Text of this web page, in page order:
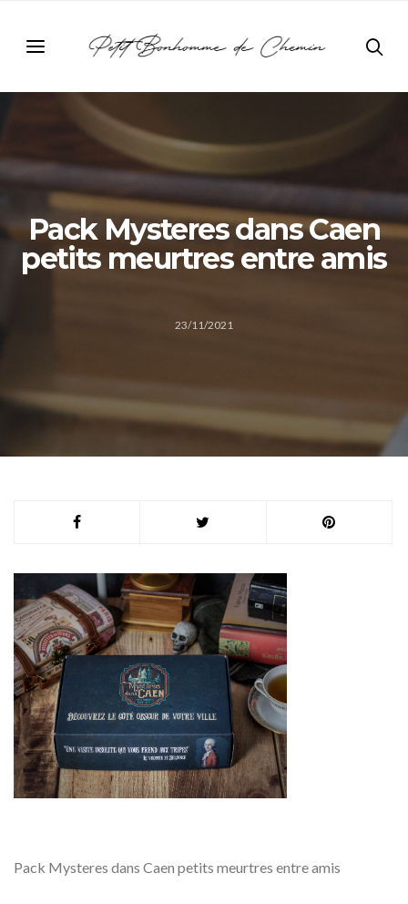
Pack Mysteres dans Caen
petits meurtres entre amis
23/11/2021
Pack Mysteres dans Caen petits meurtres entre amis